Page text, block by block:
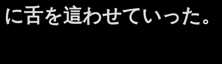
に舌を這わせていった。